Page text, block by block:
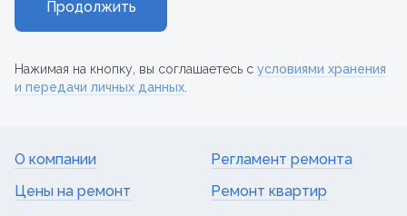
Продолжить
Нажимая на кнопку, вы соглашаетесь с условиями хранения
и передачи личных данных.
О компании
Цены на ремонт
Регламент ремонта
Ремонт квартир